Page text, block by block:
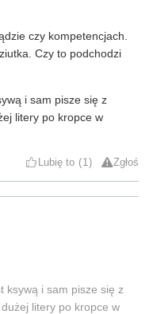
czy kompetencjach.
Czy to podchodzi
i sam pisze się z
litery po kropce w
Lubię to 1 Zgłoś
ksywą i sam pisze się z
dużej litery po kropce w